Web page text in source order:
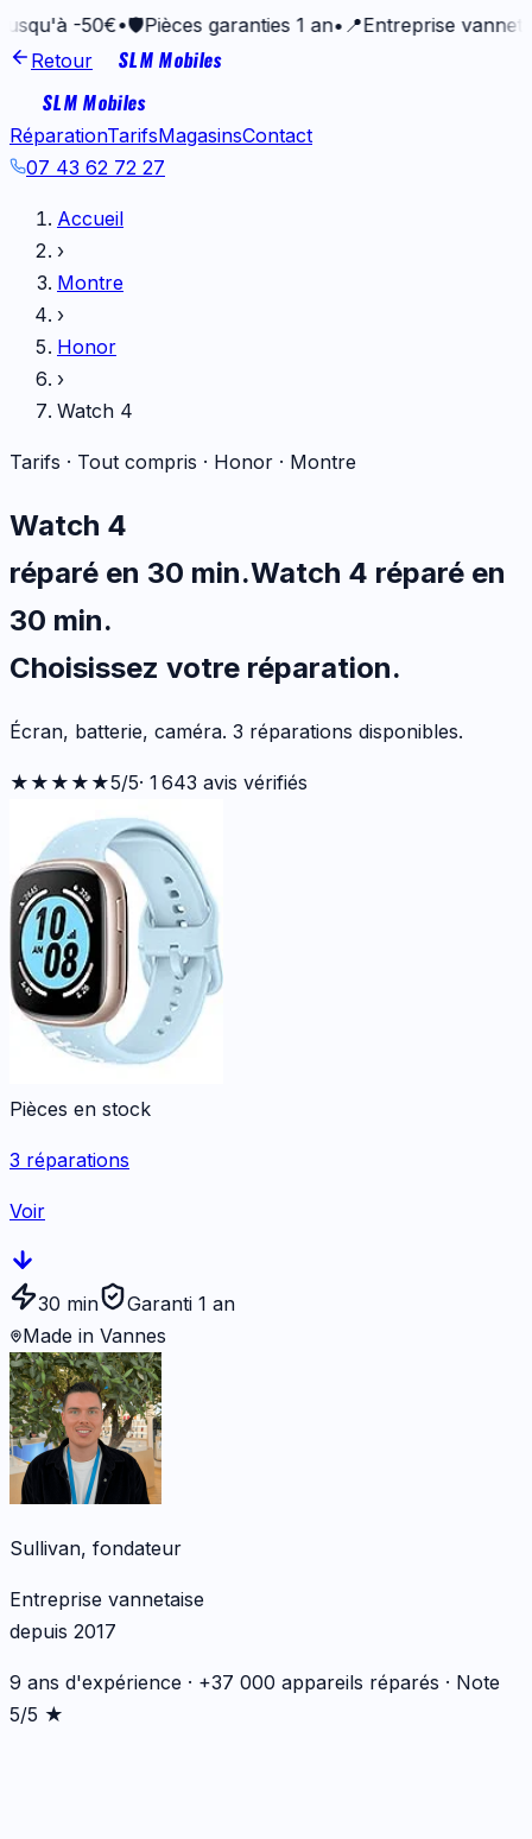
-50€•🛡️Pièces garanties 1 an•📍Entreprise vannetaise
Retour
SLM Mobiles
SLM Mobiles
RéparationTarifsMagasinsContact
07 43 62 72 27
Accueil
›
Montre
›
Honor
›
Watch 4
Tarifs · Tout compris · Honor · Montre
Watch 4
réparé en 30 min.Watch 4 réparé en
30 min.
Choisissez votre réparation.
Écran, batterie, caméra. 3 réparations disponibles.
★★★★★5/5· 1 643 avis vérifiés
Pièces en stock
3 réparations
Voir
30 min
Garanti 1 an
Made in Vannes
Sullivan, fondateur
Entreprise vannetaise
depuis 2017
9 ans d'expérience · +37 000 appareils réparés · Note
5/5 ★